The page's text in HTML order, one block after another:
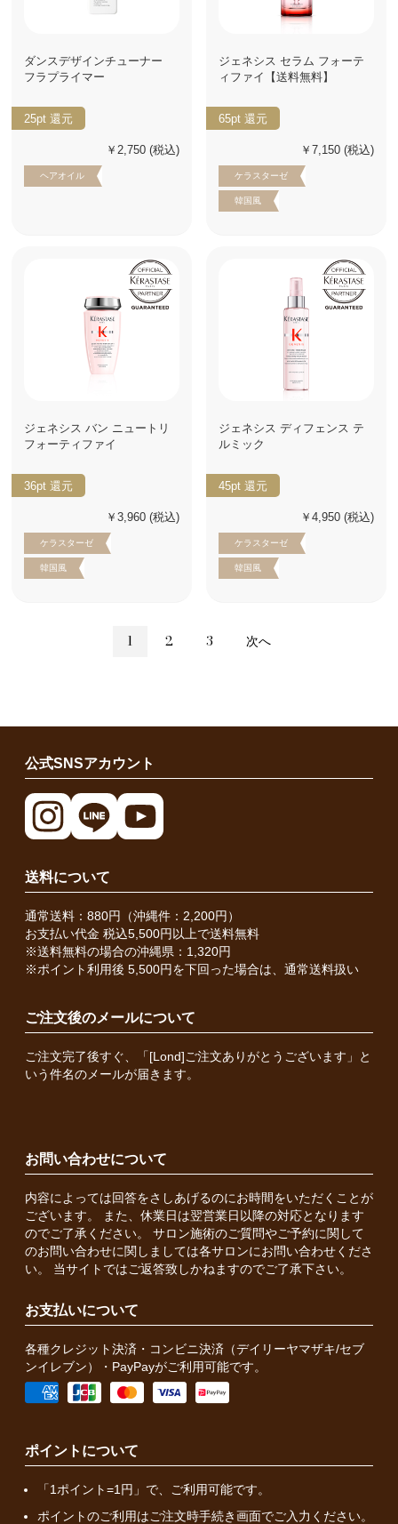
ダンスデザインチューナー
フラプライマー
25pt 還元
￥2,750 (税込)
ヘアオイル
ジェネシス セラム フォーテ
ィファイ【送料無料】
65pt 還元
￥7,150 (税込)
ケラスターゼ
韓国風
ジェネシス バン ニュートリ
フォーティファイ
36pt 還元
￥3,960 (税込)
ケラスターゼ
韓国風
ジェネシス ディフェンス テ
ルミック
45pt 還元
￥4,950 (税込)
ケラスターゼ
韓国風
1 2 3 次へ
公式SNSアカウント
送料について
通常送料：880円（沖縄件：2,200円）
お支払い代金 税込5,500円以上で送料無料
※送料無料の場合の沖縄県：1,320円
※ポイント利用後 5,500円を下回った場合は、通常送料扱い
ご注文後のメールについて
ご注文完了後すぐ、「[Lond]ご注文ありがとうございます」と
いう件名のメールが届きます。
お問い合わせについて
内容によっては回答をさしあげるのにお時間をいただくことが
ございます。 また、休業日は翌営業日以降の対応となります
のでご了承ください。 サロン施術のご質問やご予約に関して
のお問い合わせに関しましては各サロンにお問い合わせくださ
い。 当サイトではご返答致しかねますのでご了承下さい。
お支払いについて
各種クレジット決済・コンビニ決済（デイリーヤマザキ/セブ
ンイレブン）・PayPayがご利用可能です。
ポイントについて
「1ポイント=1円」で、ご利用可能です。
ポイントのご利用はご注文時手続き画面でご入力ください。